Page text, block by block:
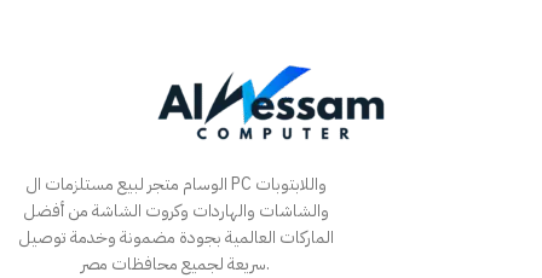
الوسام متجر لبيع مستلزمات ال PC واللابتوبات
والشاشات والهاردات وكروت الشاشة من أفضل
الماركات العالمية بجودة مضمونة وخدمة توصيل
سريعة لجميع محافظات مصر.